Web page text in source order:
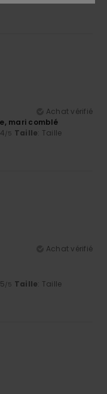
Achat vérifié
mari comblé
/5 Taille: Taille
Achat vérifié
/5 Taille: Taille